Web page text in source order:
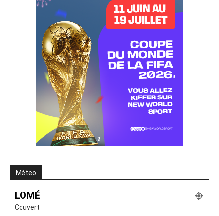
Méteo
LOMÉ
Couvert